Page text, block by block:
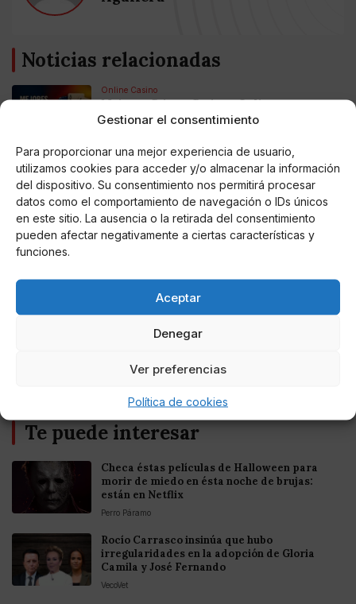
Gestionar el consentimiento
Para proporcionar una mejor experiencia de usuario,
utilizamos cookies para acceder y/o almacenar la información
del dispositivo. Su consentimiento nos permitirá procesar
datos como el comportamiento de navegación o IDs únicos
en este sitio. La ausencia o la retirada del consentimiento
pueden afectar negativamente a ciertas características y
funciones.
Aceptar
Denegar
Ver preferencias
Política de cookies
Noticias relacionadas
Online Casino
Mejores Cripto Casinos Online en
Colombia 2025: Bitcoin Casinos
Online Casino
Mejores Casinos Online con Bitcoin y
Criptomonedas en Argentina 2025
Online Casino
Mejores casinos online con
Entretenimiento
Fortnite regresa para iOS en la Unión
Te puede interesar
Checa éstas películas de Halloween para
morir de miedo en ésta noche de brujas:
están en Netflix
Perro Páramo
Rocío Carrasco insinúa que hubo
irregularidades en la adopción de Gloria
Camila y José Fernando
VecoVet